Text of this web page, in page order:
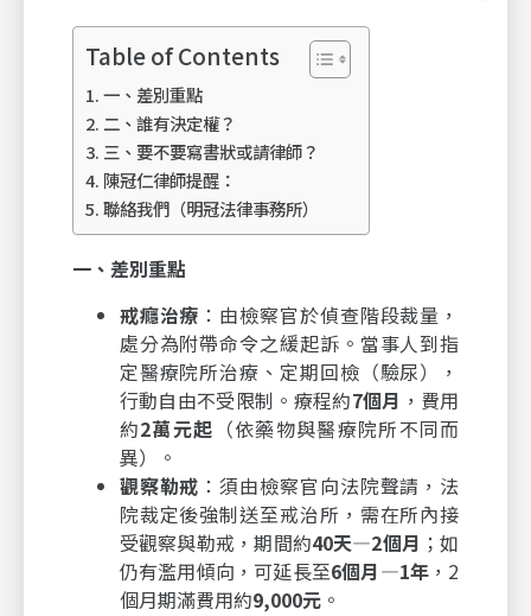
Table of Contents
一、差別重點
二、誰有決定權？
三、要不要寫書狀或請律師？
陳冠仁律師提醒：
聯絡我們（明冠法律事務所）
一、差別重點
戒癮治療 ：由檢察官於偵查階段裁量，
處分為附帶命令之緩起訴。當事人到指
定醫療院所治療、定期回檢（驗尿），
行動自由不受限制。療程約7個月 ，費用
約2萬元起 （依藥物與醫療院所不同而
異）。
觀察勒戒 ：須由檢察官向法院聲請，法
院裁定後強制送至戒治所，需在所內接
受觀察與勒戒，期間約40天—2個月 ；如
仍有濫用傾向，可延長至6個月—1年 ，2
個月期滿費用約9,000元。